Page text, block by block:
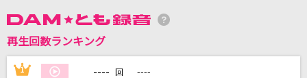
再生回数ランキング
1 ---- 回 ----